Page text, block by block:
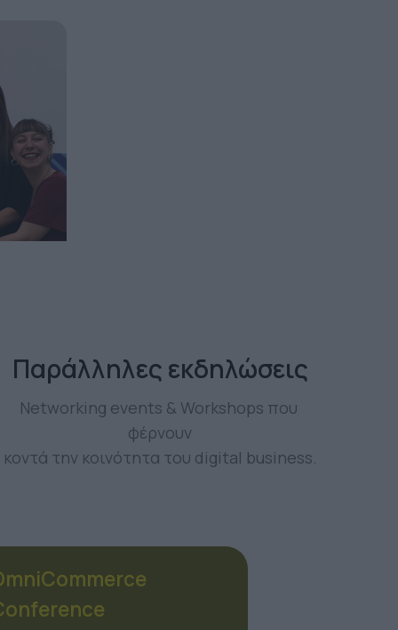
Παράλληλες εκδηλώσεις
Networking events & Workshops που
φέρνουν
κοντά την κοινότητα του digital business.
OmiMarketing
Conference